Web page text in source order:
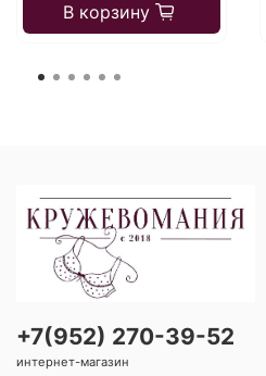
В корзину
+7(952) 270-39-52
интернет-магазин